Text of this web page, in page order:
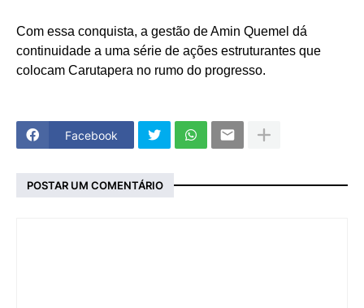
Com essa conquista, a gestão de Amin Quemel dá
continuidade a uma série de ações estruturantes que
colocam Carutapera no rumo do progresso.
Facebook
POSTAR UM COMENTÁRIO